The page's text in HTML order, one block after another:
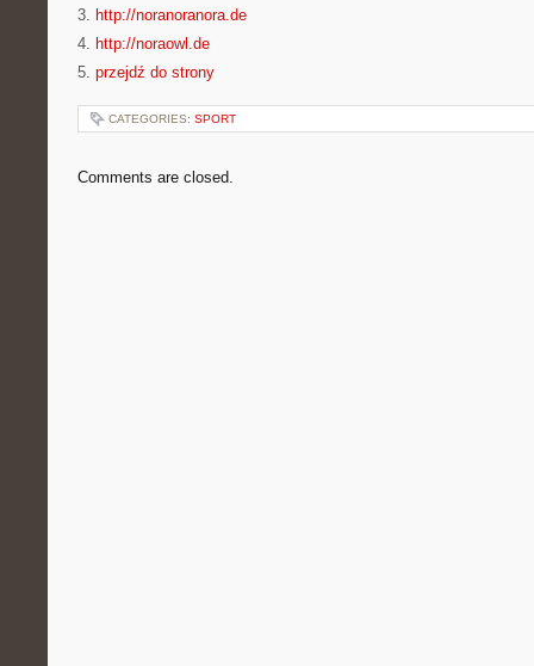
3. http://noranoranora.de
4. http://noraowl.de
5. przejdź do strony
CATEGORIES: SPORT
Comments are closed.